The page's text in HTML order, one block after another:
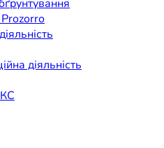
Prozorro
діяльність